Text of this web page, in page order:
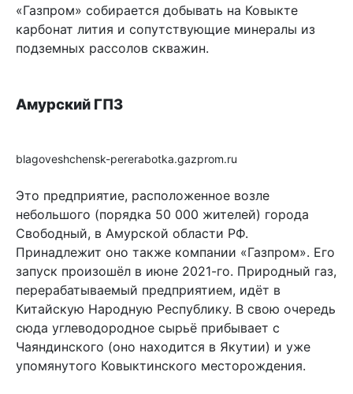
«Газпром» собирается добывать на Ковыкте
карбонат лития и сопутствующие минералы из
подземных рассолов скважин.
Амурский ГПЗ
blagoveshchensk-pererabotka.gazprom.ru
Это предприятие, расположенное возле
небольшого (порядка 50 000 жителей) города
Свободный, в Амурской области РФ.
Принадлежит оно также компании «Газпром». Его
запуск произошёл в июне 2021-го. Природный газ,
перерабатываемый предприятием, идёт в
Китайскую Народную Республику. В свою очередь
сюда углеводородное сырьё прибывает с
Чаяндинского (оно находится в Якутии) и уже
упомянутого Ковыктинского месторождения.